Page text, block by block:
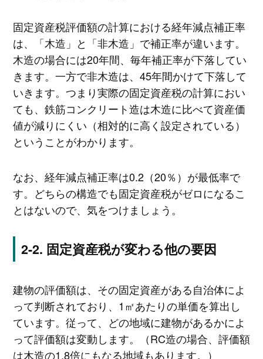
固定資産税評価額の計算における経年減点補正率
は、「木造」と「非木造」で補正率が違います。
木造の場合には20年間、毎年補正率が下落してい
きます。一方で非木造は、45年間かけて下落して
いきます。つまり実際の固定資産税の計算におい
ても、鉄筋コンクリート造は木造に比べて資産価
値が減りにくい（相対的に高く設定されている）
ということがわかります。
なお、経年減点補正率は0.2（20％）が最低率で
す。どちらの構造でも固定資産税がゼロになるこ
とはないので、気をつけましょう。
固定資産税が変わる他の要因
建物の評価額は、その固定資産がある自治体によ
って判断されており、1㎡あたりの単価を算出し
ています。従って、どの地域に建物があるかによ
って評価額は変動します。（RC造の場合、評価額
は木造の1.8倍にもなる地域もあります。）